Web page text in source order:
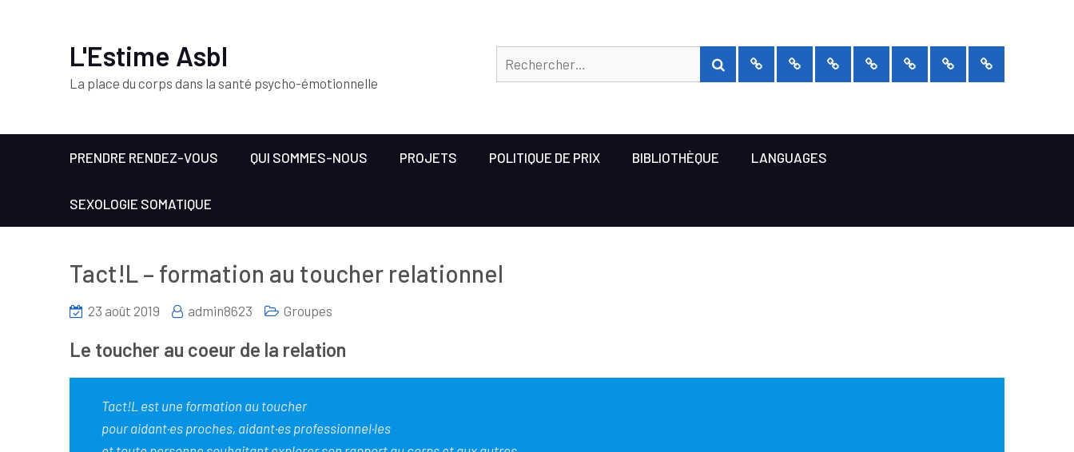
L'Estime Asbl
La place du corps dans la santé psycho-émotionnelle
Rechercher :
RECHERCHER
vous
nous
prix
PRENDRE RENDEZ-VOUS QUI SOMMES-NOUS PROJETS POLITIQUE DE PRIX BIBLIOTHÈQUE LANGUAGES
SEXOLOGIE SOMATIQUE
Tact!L – formation au toucher relationnel
23 août 2019 admin8623 Groupes
Le toucher au coeur de la relation
Tact!L est une formation au toucher
pour aidant·es proches, aidant·es professionnel·les